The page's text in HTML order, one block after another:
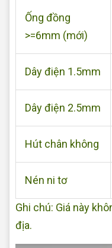
Ống đồng
>=6mm (mới)
Dây điện 1.5mm
Dây điện 2.5mm
Hút chân không
Nén ni tơ
Ghi chú: Giá này
địa.